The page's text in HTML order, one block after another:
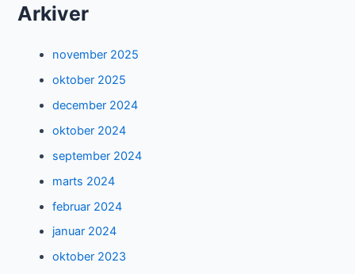
Arkiver
november 2025
oktober 2025
december 2024
oktober 2024
september 2024
marts 2024
februar 2024
januar 2024
oktober 2023